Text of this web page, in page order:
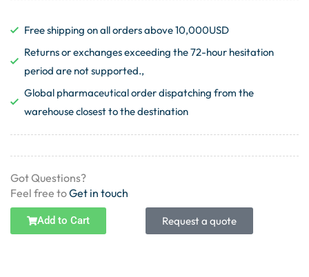
Free shipping on all orders above 10,000USD
Returns or exchanges exceeding the 72-hour hesitation
period are not supported.,
Global pharmaceutical order dispatching from the
warehouse closest to the destination
Got Questions?
Feel free toGet in touch
Add to Cart Request a quote